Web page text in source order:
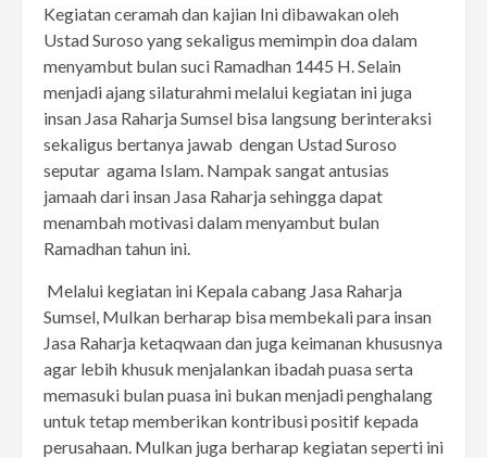
Kegiatan ceramah dan kajian Ini dibawakan oleh
Ustad Suroso yang sekaligus memimpin doa dalam
menyambut bulan suci Ramadhan 1445 H. Selain
menjadi ajang silaturahmi melalui kegiatan ini juga
insan Jasa Raharja Sumsel bisa langsung berinteraksi
sekaligus bertanya jawab dengan Ustad Suroso
seputar agama Islam. Nampak sangat antusias
jamaah dari insan Jasa Raharja sehingga dapat
menambah motivasi dalam menyambut bulan
Ramadhan tahun ini.
Melalui kegiatan ini Kepala cabang Jasa Raharja
Sumsel, Mulkan berharap bisa membekali para insan
Jasa Raharja ketaqwaan dan juga keimanan khususnya
agar lebih khusuk menjalankan ibadah puasa serta
memasuki bulan puasa ini bukan menjadi penghalang
untuk tetap memberikan kontribusi positif kepada
perusahaan. Mulkan juga berharap kegiatan seperti ini